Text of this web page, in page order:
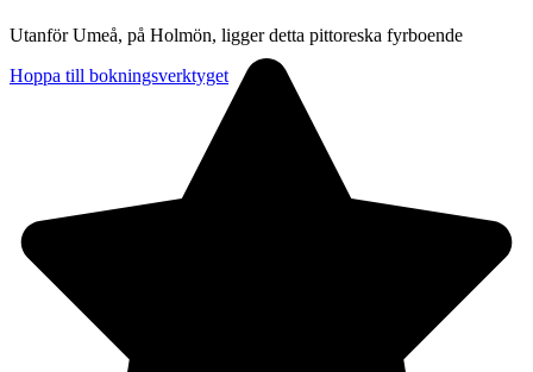
Utanför Umeå, på Holmön, ligger detta pittoreska fyrboende
Hoppa till bokningsverktyget